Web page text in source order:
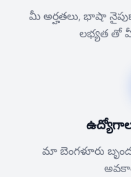
మీ అర్హతలు, భాషా
లభ్యత తో
మా బెంగళూరు